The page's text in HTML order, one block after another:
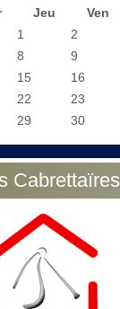
Jeu Ven
1
2
8 9
15 16
22 23
29 30
Cabrettaïres